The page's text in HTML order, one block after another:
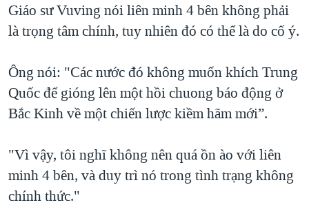
Giáo sư Vuving nói liên minh 4 bên không phải
là trọng tâm chính, tuy nhiên đó có thể là do cố ý.
Ông nói: "Các nước đó không muốn khích Trung
Quốc để gióng lên một hồi chuong báo động ở
Bắc Kinh về một chiến lược kiềm hãm mới”.
"Vì vậy, tôi nghĩ không nên quá ồn ào với liên
minh 4 bên, và duy trì nó trong tình trạng không
chính thức."